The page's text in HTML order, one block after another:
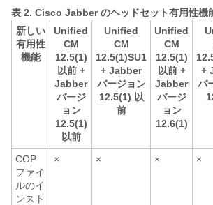
表 2. Cisco Jabber のヘッドセット有用性機
新しい
有用性
機能
Unified
CM
12.5(1)
以前 +
Jabber
バージ
ョン
12.5(1)
以前
Unified
CM
12.5(1)SU1
+ Jabber
バージョン
12.5(1) 以
前
Unified
CM
12.5(1)
以前 +
Jabber
バージ
ョン
12.6(1)
+
バ
COP
ファイ
ルのイ
ンスト
× × × ×